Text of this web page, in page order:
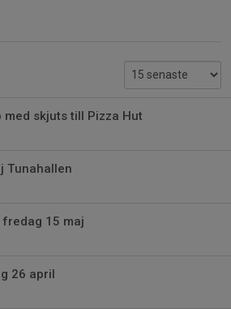
med skjuts till Pizza Hut
Tunahallen
15 maj
26 april